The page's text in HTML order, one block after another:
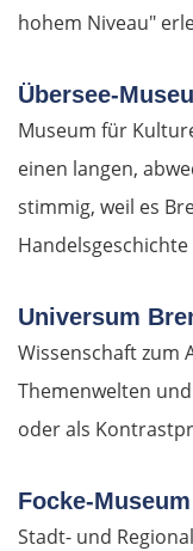
hohem Niveau"
Übersee-
Museum für
einen langen,
stimmig, weil es
Universum
Wissenschaft zum
Themenwelten
oder als
Focke-Museum
Stadt- und
Ingolstadt
Rosenheim
Salzburg
Vöcklabruck
Amstetten